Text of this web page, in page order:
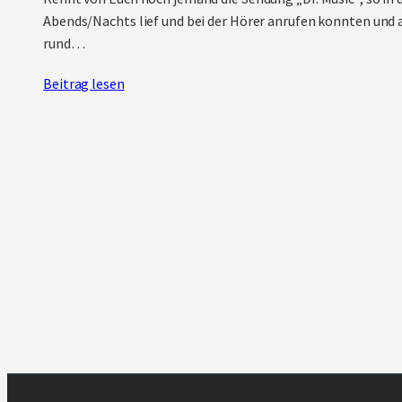
Abends/Nachts lief und bei der Hörer anrufen konnten
rund…
Beitrag lesen